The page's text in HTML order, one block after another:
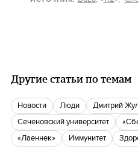
Другие статьи по темам
новости люди Дмитрий
Сеченовский университет
«Лаеннек»
иммунитет